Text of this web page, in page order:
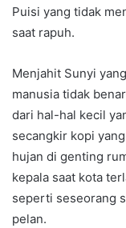
Puisi yang tidak
saat rapuh.
Menjahit Sunyi
manusia tidak
dari hal-hal kecil
secangkir kopi
hujan di genting
kepala saat kota
seperti seseorang
pelan.